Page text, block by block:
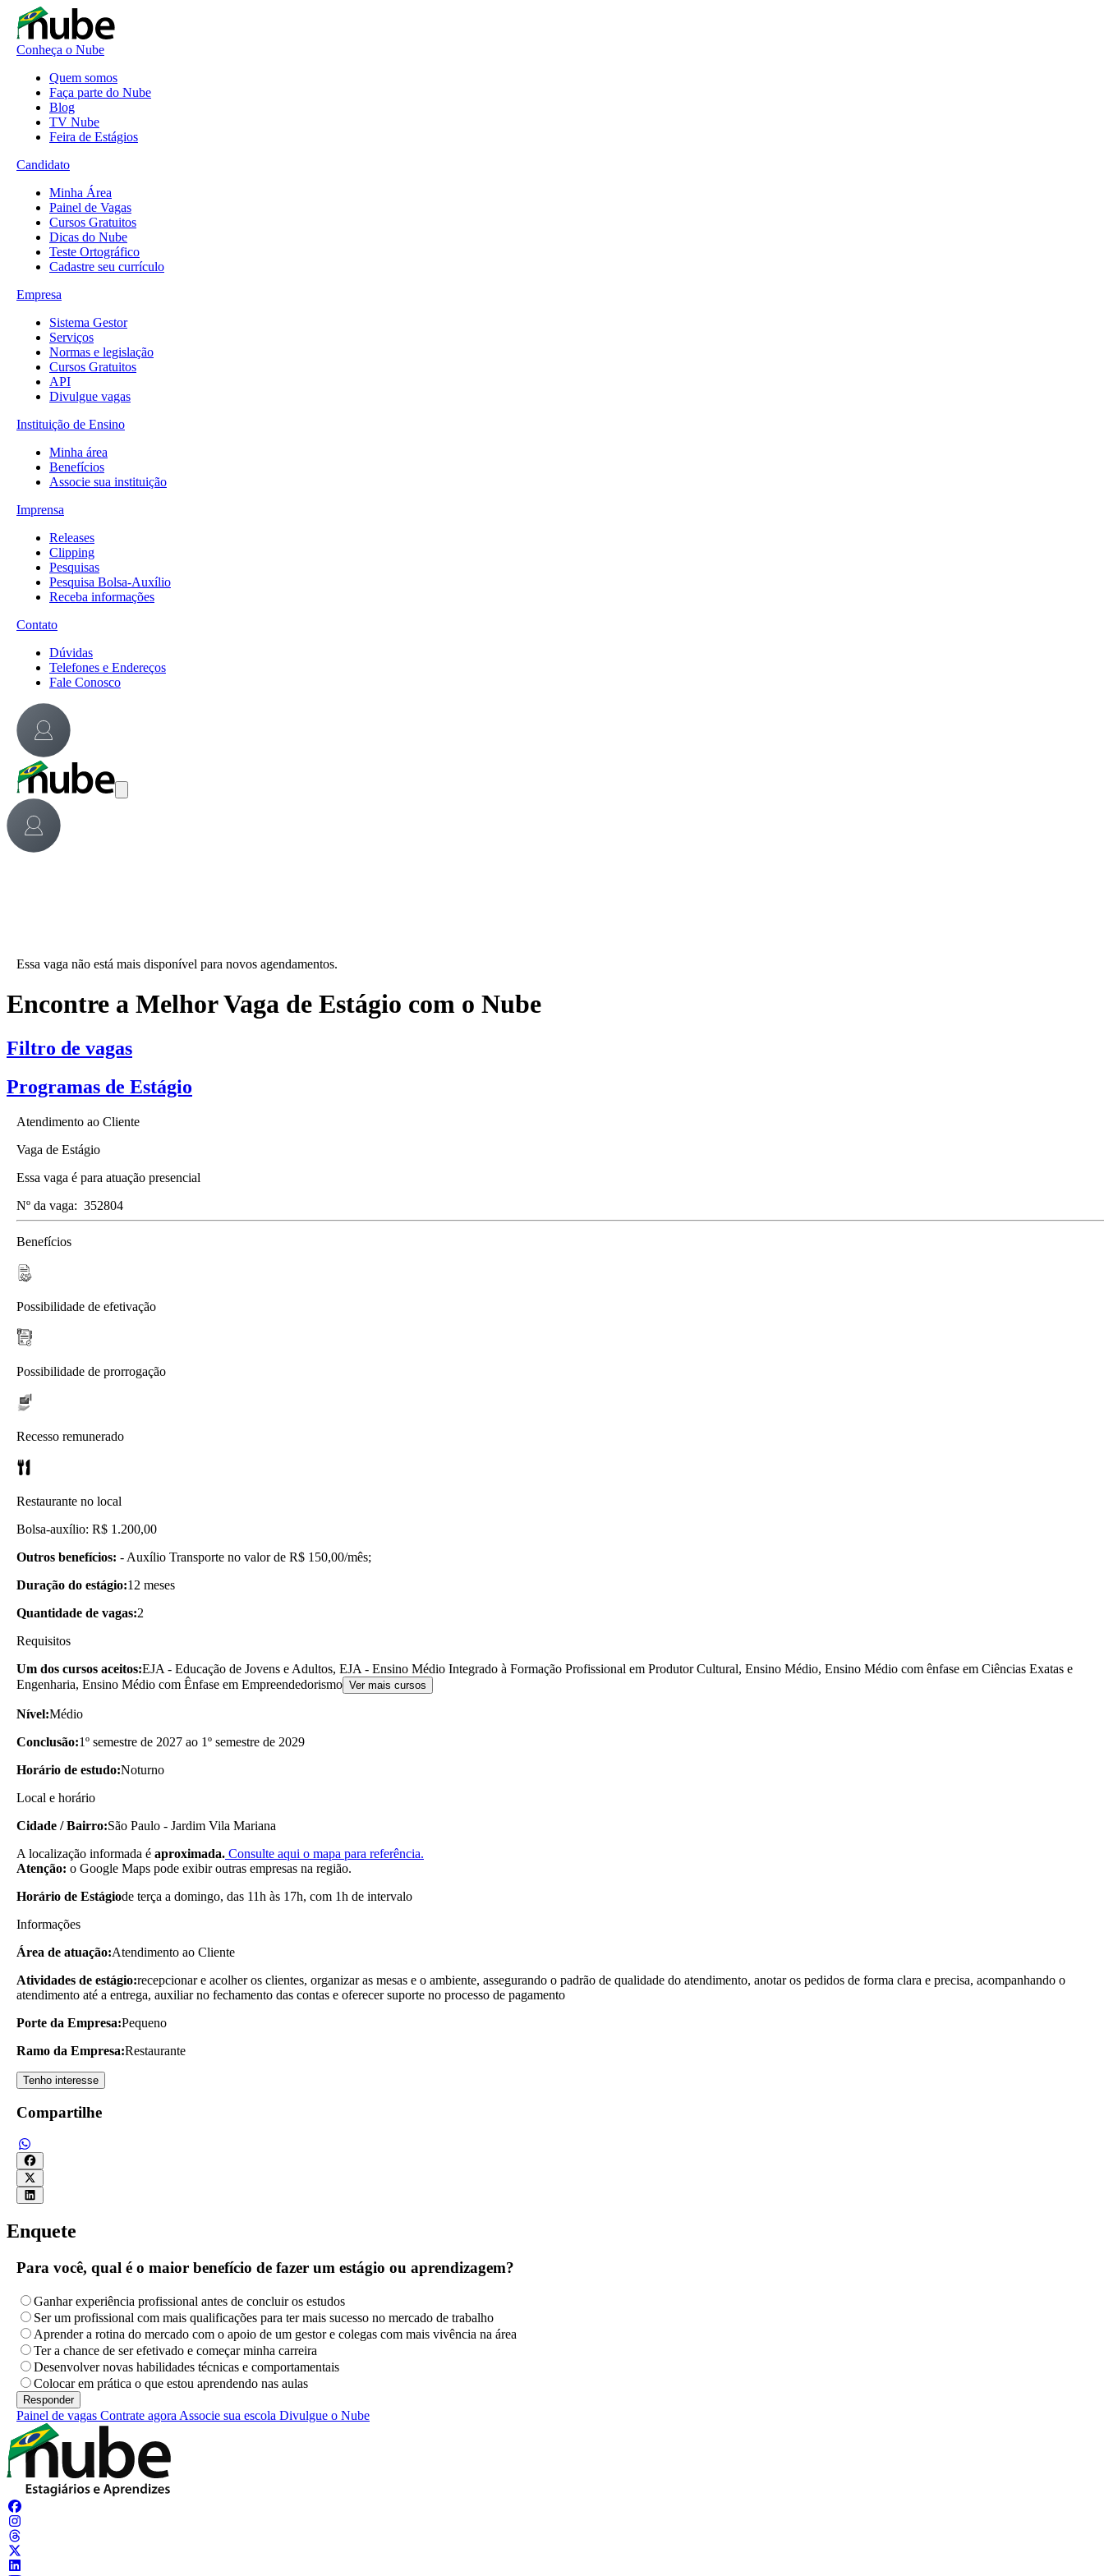
Conheça o Nube
Quem somos
Faça parte do Nube
Blog
TV Nube
Feira de Estágios
Candidato
Minha Área
Painel de Vagas
Cursos Gratuitos
Dicas do Nube
Teste Ortográfico
Cadastre seu currículo
Empresa
Sistema Gestor
Serviços
Normas e legislação
Cursos Gratuitos
API
Divulgue vagas
Instituição de Ensino
Minha área
Benefícios
Associe sua instituição
Imprensa
Releases
Clipping
Pesquisas
Pesquisa Bolsa-Auxílio
Receba informações
Contato
Dúvidas
Telefones e Endereços
Fale Conosco
Essa vaga não está mais disponível para novos agendamentos.
Encontre a Melhor Vaga de Estágio com o Nube
Filtro de vagas
Programas de Estágio
Atendimento ao Cliente
Vaga de Estágio
Essa vaga é para atuação presencial
Nº da vaga: 352804
Benefícios
Possibilidade de efetivação
Possibilidade de prorrogação
Recesso remunerado
Restaurante no local
Bolsa-auxílio: R$ 1.200,00
Outros benefícios: - Auxílio Transporte no valor de R$ 150,00/mês;
Duração do estágio:12 meses
Quantidade de vagas:2
Requisitos
Um dos cursos aceitos:EJA - Educação de Jovens e Adultos, EJA - Ensino Médio Integrado à Formação Profissional em Produtor Cultural, Ensino Médio, Ensino Médio com ênfase em Ciências Exatas e
Engenharia, Ensino Médio com Ênfase em Empreendedorismo Ver mais cursos
Nível:Médio
Conclusão:1º semestre de 2027 ao 1º semestre de 2029
Horário de estudo:Noturno
Local e horário
Cidade / Bairro:São Paulo - Jardim Vila Mariana
A localização informada é aproximada. Consulte aqui o mapa para referência.
Atenção: o Google Maps pode exibir outras empresas na região.
Horário de Estágiode terça a domingo, das 11h às 17h, com 1h de intervalo
Informações
Área de atuação:Atendimento ao Cliente
Atividades de estágio:recepcionar e acolher os clientes, organizar as mesas e o ambiente, assegurando o padrão de qualidade do atendimento, anotar os pedidos de forma clara e precisa, acompanhando o
atendimento até a entrega, auxiliar no fechamento das contas e oferecer suporte no processo de pagamento
Porte da Empresa:Pequeno
Ramo da Empresa:Restaurante
Tenho interesse
Compartilhe
Enquete
Para você, qual é o maior benefício de fazer um estágio ou aprendizagem?
Ganhar experiência profissional antes de concluir os estudos
Ser um profissional com mais qualificações para ter mais sucesso no mercado de trabalho
Aprender a rotina do mercado com o apoio de um gestor e colegas com mais vivência na área
Ter a chance de ser efetivado e começar minha carreira
Desenvolver novas habilidades técnicas e comportamentais
Colocar em prática o que estou aprendendo nas aulas
Painel de vagas Contrate agora Associe sua escola Divulgue o Nube